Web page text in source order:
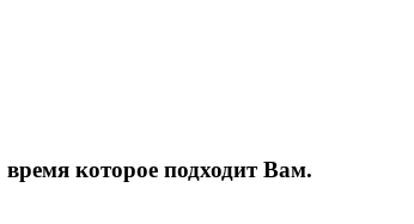
которое подходит Вам.